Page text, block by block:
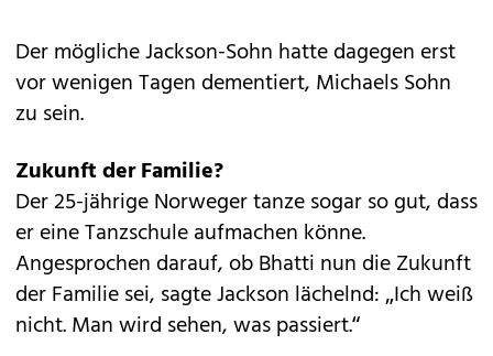
Der mögliche Jackson-Sohn hatte dagegenerst
vor wenigen Tagen dementiert, Michaels Sohn
zu sein.
Zukunft der Familie?
Der 25-jährige Norweger tanze sogar so gut, dass
er eine Tanzschule aufmachen könne.
Angesprochen darauf, ob Bhatti nun die Zukunft
der Familie sei, sagte Jackson lächelnd: „Ich weiß
nicht. Man wird sehen, was passiert.“